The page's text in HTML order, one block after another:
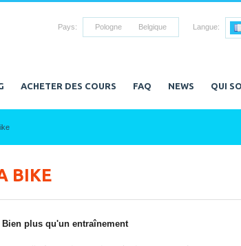
Pays: Pologne Belgique Langue:
ACHETER DES COURS FAQ NEWS QUI
BIKE
Bien plus qu'un entraînement